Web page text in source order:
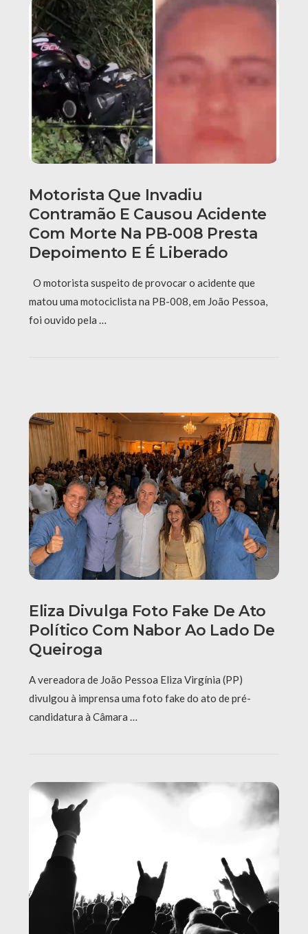
Motorista Que Invadiu
Contramão E Causou Acidente
Com Morte Na PB-008 Presta
Depoimento E É Liberado
O motorista suspeito de provocar o acidente que
matou uma motociclista na PB-008, em João Pessoa,
foi ouvido pela …
Eliza Divulga Foto Fake De Ato
Político Com Nabor Ao Lado De
Queiroga
A vereadora de João Pessoa Eliza Virgínia (PP)
divulgou à imprensa uma foto fake do ato de pré-
candidatura à Câmara …